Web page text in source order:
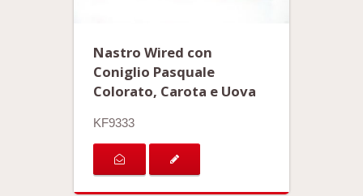
Nastro Wired con
Coniglio Pasquale
Colorato, Carota e Uova
KF9333